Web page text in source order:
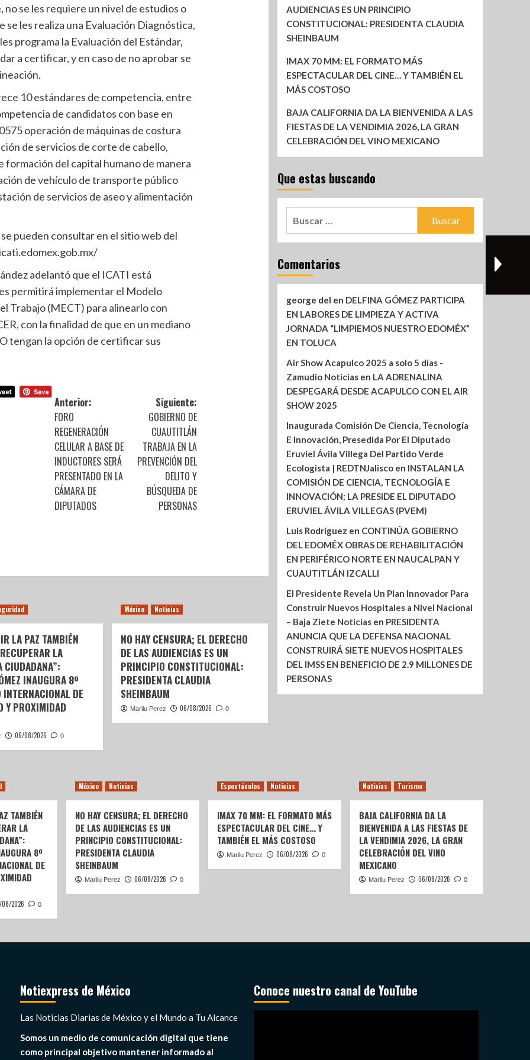
se les requiere un nivel de estudios o
les realiza una Evaluación Diagnóstica,
programa la Evaluación del Estándar,
a certificar, y en caso de no aprobar se
10 estándares de competencia, entre
de candidatos con base en
operación de máquinas de costura
de servicios de corte de cabello,
formación del capital humano de manera
de vehículo de transporte público
de servicios de aseo y alimentación
pueden consultar en el sitio web del
adelantó que el ICATI está
permitirá implementar el Modelo
Trabajo (MECT) para alinearlo con
con la finalidad de que en un mediano
tengan la opción de certificar sus
Anterior:
FORO
REGENERACIÓN
CELULAR A BASE DE
INDUCTORES SERÁ
PRESENTADO EN LA
CÁMARA DE
DIPUTADOS
Siguiente:
GOBIERNO DE
CUAUTITLÁN
TRABAJA EN LA
PREVENCIÓN DEL
DELITO Y
BÚSQUEDA DE
PERSONAS
LA PAZ TAMBIÉN
LA
CIUDADANA”:
INAUGURA 8º
INTERNACIONAL DE
Y PROXIMIDAD
06/08/2026 0
México Noticias
NO HAY CENSURA; EL DERECHO
DE LAS AUDIENCIAS ES UN
PRINCIPIO CONSTITUCIONAL:
PRESIDENTA CLAUDIA
SHEINBAUM
Marilu Perez 06/08/2026 0
AUDIENCIAS ES UN PRINCIPIO
CONSTITUCIONAL: PRESIDENTA CLAUDIA
SHEINBAUM
IMAX 70 MM: EL FORMATO MÁS
ESPECTACULAR DEL CINE… Y TAMBIÉN EL
MÁS COSTOSO
BAJA CALIFORNIA DA LA BIENVENIDA A LAS
FIESTAS DE LA VENDIMIA 2026, LA GRAN
CELEBRACIÓN DEL VINO MEXICANO
Que estas buscando
Comentarios
george del en DELFINA GÓMEZ PARTICIPA
EN LABORES DE LIMPIEZA Y ACTIVA
JORNADA “LIMPIEMOS NUESTRO EDOMÉX”
EN TOLUCA
Air Show Acapulco 2025 a solo 5 días -
Zamudio Noticiasen LA ADRENALINA
DESPEGARÁ DESDE ACAPULCO CON EL AIR
SHOW 2025
Inaugurada Comisión De Ciencia, Tecnología
E Innovación, Presedida Por El Diputado
Eruviel Ávila Villega Del Partido Verde
Ecologista | REDTNJaliscoen INSTALAN LA
COMISIÓN DE CIENCIA, TECNOLOGÍA E
INNOVACIÓN; LA PRESIDE EL DIPUTADO
ERUVIEL ÁVILA VILLEGAS (PVEM)
Luis Rodríguez en CONTINÚA GOBIERNO
DEL EDOMÉX OBRAS DE REHABILITACIÓN
EN PERIFÉRICO NORTE EN NAUCALPAN Y
CUAUTITLÁN IZCALLI
El Presidente Revela Un Plan Innovador Para
Construir Nuevos Hospitales a Nivel Nacional
– Baja Ziete Noticiasen PRESIDENTA
ANUNCIA QUE LA DEFENSA NACIONAL
CONSTRUIRÁ SIETE NUEVOS HOSPITALES
DEL IMSS EN BENEFICIO DE 2.9 MILLONES DE
PERSONAS
TAMBIÉN
LA
8º
DE
2026 0
México Noticias
NO HAY CENSURA; EL DERECHO
DE LAS AUDIENCIAS ES UN
PRINCIPIO CONSTITUCIONAL:
PRESIDENTA CLAUDIA
SHEINBAUM
Marilu Perez 06/08/2026 0
Espectáculos Noticias
IMAX 70 MM: EL FORMATO MÁS
ESPECTACULAR DEL CINE… Y
TAMBIÉN EL MÁS COSTOSO
Marilu Perez 06/08/2026 0
Noticias Turismo
BAJA CALIFORNIA DA LA
BIENVENIDA A LAS FIESTAS DE
LA VENDIMIA 2026, LA GRAN
CELEBRACIÓN DEL VINO
MEXICANO
Marilu Perez 06/08/2026 0
Notiexpress de México
Las Noticias Diarias de México y el Mundo a Tu Alcance
Somos un medio de comunicación digital que tiene
como principal objetivo mantener informado al
Conoce nuestro canal de YouTube